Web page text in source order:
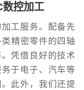
数控加工
工服务。配备先
精密零件的四轴
凭借良好的技术
于电子、汽车等
此外，我们还提